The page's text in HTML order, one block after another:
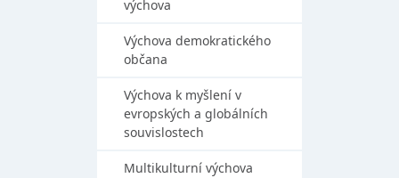
výchova
Výchova demokratického
občana
Výchova k myšlení v
evropských a globálních
souvislostech
Multikulturní výchova